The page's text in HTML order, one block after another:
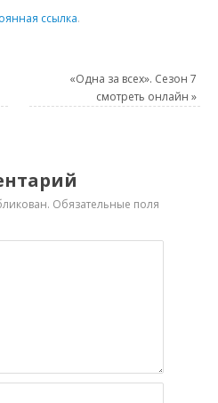
ссылка.
«Одна за всех». Сезон 7
смотреть онлайн »
Обязательные поля